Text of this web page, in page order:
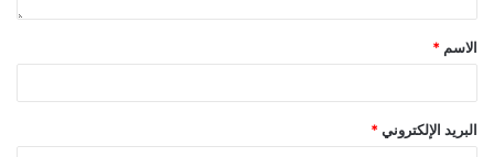
الاسم *
البريد الإلكتروني *